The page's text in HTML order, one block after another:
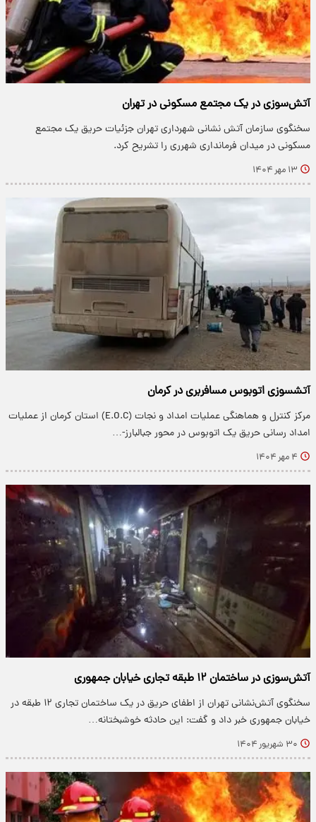
آتش‌سوزی در یک مجتمع مسکونی در تهران
سخنگوی سازمان آتش نشانی شهرداری تهران جزئیات حریق یک مجتمع
مسکونی در میدان فرمانداری شهرری را تشریح کرد.
۱۳ مهر ۱۴۰۴
آتشسوزی اتوبوس مسافربری در کرمان
مرکز کنترل و هماهنگی عملیات امداد و نجات (E.O.C) استان کرمان از عملیات
امداد رسانی حریق یک اتوبوس در محور جبالبارز-…
۴ مهر ۱۴۰۴
آتش‌سوزی در ساختمان ۱۲ طبقه تجاری خیابان جمهوری
سخنگوی آتش‌نشانی تهران از اطفای حریق در یک ساختمان تجاری ۱۲ طبقه در
خیابان جمهوری خبر داد و گفت: این حادثه خوشبختانه…
۳۰ شهریور ۱۴۰۴